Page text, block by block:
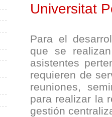
Universitat
Para el
que se
asistentes
requieren de
reuniones,
para realizar la
gestión